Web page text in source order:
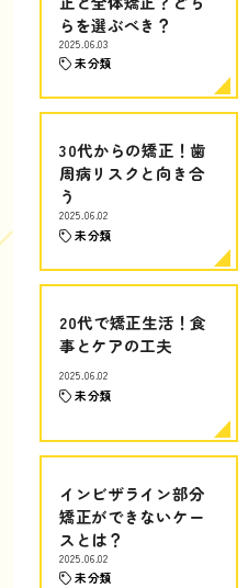
らを選ぶべき？
2025.06.03
未分類
30代からの矯正！歯
周病リスクと向き合
う
2025.06.02
未分類
20代で矯正生活！食
事とケアの工夫
2025.06.02
未分類
インビザライン部分
矯正ができないケー
スとは？
2025.06.02
未分類